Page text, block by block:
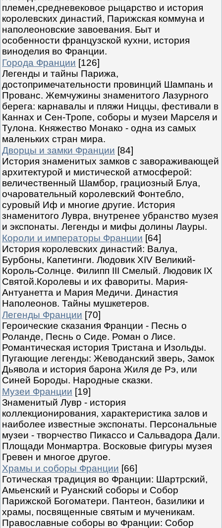
племен,средневековое рыцарство и история
королевских династий, Парижская коммуна и
наполеоновские завоевания. Быт и
особенности французской кухни, история
виноделия во Франции.
Города Франции [126]
Легенды и тайны Парижа,
достопримечательности провинций Шампань и
Прованс. Жемчужины знаменитого Лазурного
берега: карнавалы и пляжи Ниццы, фестивали в
Каннах и Сен-Тропе, соборы и музеи Марселя и
Тулона. Княжество Монако - одна из самых
маленьких стран мира.
Дворцы и замки Франции [84]
История знаменитых замков с завораживающей
архитектурой и мистической атмосферой:
величественный Шамбор, грациозный Блуа,
очаровательный королевский Фонтебло,
суровый Иф и многие другие. История
знаменитого Лувра, внутренее убранство музея
и экспонаты. Легенды и мифы долины Лауры.
Короли и императоры Франции [64]
История королевских династий: Валуа,
Бурбоны, Капетинги. Людовик XIV Великий-
Король-Солнце. Филипп III Смелый. Людовик IX
Святой.Королевы и их фавориты. Мария-
Антуанетта и Мария Медичи. Династия
Наполеонов. Тайны мушкетеров.
Легенды Франции [70]
Героические сказания Франции - Песнь о
Роланде, Песнь о Сиде. Роман о Лисе.
Романтическая история Тристана и Изольды.
Пугающие легенды: Жеводанский зверь, Замок
Дьявола и история барона Жиля де Рэ, или
Синей Бороды. Народные сказки.
Музеи Франции [19]
Знаменитый Лувр - история
коллекционирования, характеристика залов и
наиболее известные экспонаты. Персональные
музеи - творчество Пикассо и Сальвадора Дали.
Площади Монмартра. Восковые фигуры музея
Гревен и многое другое.
Храмы и соборы Франции [66]
Готическая традиция во Франции: Шартрский,
Амьенский и Руанский соборы и Собор
Парижской Богоматери. Пантеон, базилики и
храмы, посвященные святым и мученикам.
Православные соборы во Франции: Собор